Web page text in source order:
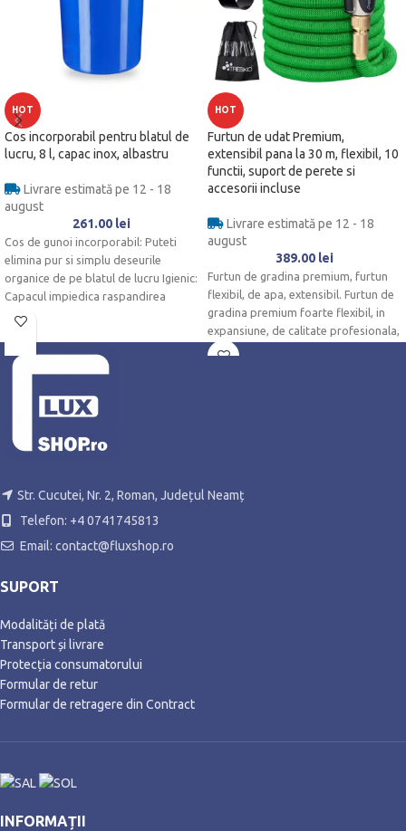
HOT
Cos incorporabil pentru blatul de
lucru, 8 l, capac inox, albastru
Livrare estimată pe 12 - 18
august
261.00 lei
Cos de gunoi incorporabil: Puteti
elimina pur si simplu deseurile
organice de pe blatul de lucru Igienic:
Capacul impiedica raspandirea
HOT
Furtun de udat Premium,
extensibil pana la 30 m, flexibil, 10
functii, suport de perete si
accesorii incluse
Livrare estimată pe 12 - 18
august
389.00 lei
Furtun de gradina premium, furtun
flexibil, de apa, extensibil. Furtun de
gradina premium foarte flexibil, in
expansiune, de calitate profesionala,
Str. Cucutei, Nr. 2, Roman, Județul Neamț
Telefon: +4 0741745813
Email: contact@fluxshop.ro
SUPORT
Modalități de plată
Transport și livrare
Protecția consumatorului
Formular de retur
Formular de retragere din Contract
INFORMAȚII